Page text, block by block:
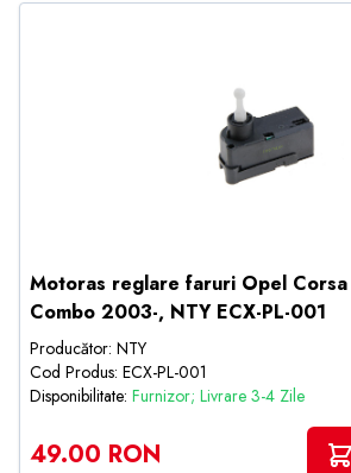
Motoras reglare faruri Opel
Combo 2003-, NTY ECX-PL-001
Producător: NTY
Cod Produs: ECX-PL-001
Disponibilitate: Furnizor; Livrare 3-4 Zile
49.00 RON